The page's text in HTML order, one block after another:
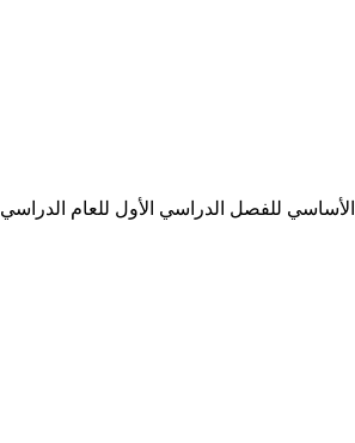
للفصل الدراسي الأول للعام الدراسي 2019 ~